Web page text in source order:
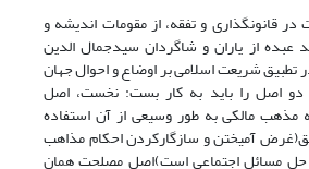
قانونگذاری و تفقه، از مقومات اندیشه و
از یاران و شاگردان سیدجمال الدین
شریعت اسلامی‌ بر اوضاع و احوال جهان
دو اصل را باید به کار بست: نخست، اصل
مذهب مالکی به طور وسیعی از آن استفاده
آمیختن و سازگارکردن احکام مذاهب
حل مسائل اجتماعی است)اصل مصلحت همان